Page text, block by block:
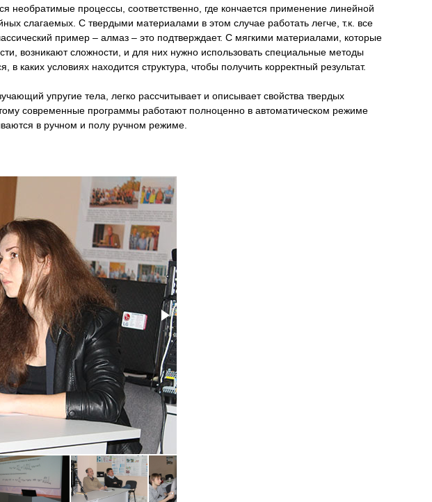
необратимые процессы, соответственно, где кончается применение линейной
слагаемых. С твердыми материалами в этом случае работать легче, т.к. все
пример – алмаз – это подтверждает. С мягкими материалами, которые
возникают сложности, и для них нужно использовать специальные методы
каких условиях находится структура, чтобы получить корректный результат.
упругие тела, легко рассчитывает и описывает свойства твердых
современные программы работают полноценно в автоматическом режиме
в ручном и полу ручном режиме.